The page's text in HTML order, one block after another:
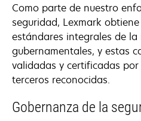
Como parte de nuestro
seguridad, Lexmark
estándares integrales de la
gubernamentales, y estas
validadas y certificadas
terceros reconocidas.
Gobernanza de la